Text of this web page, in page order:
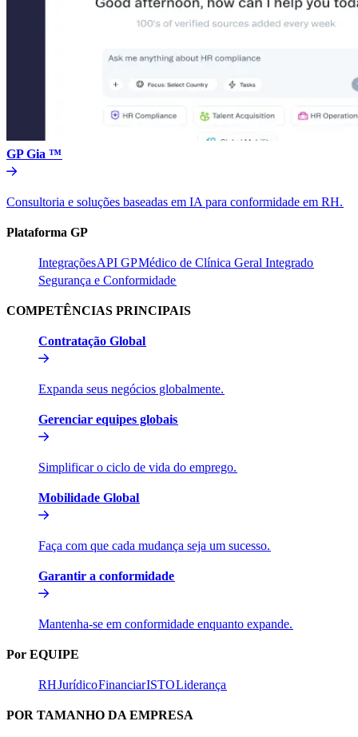
GP Gia ™​​
Consultoria e soluções baseadas em IA para conformidade em RH.​​
Plataforma GP​​
Integrações​​API GP​​Médico de Clínica Geral Integrado​​
Segurança e Conformidade​​
COMPETÊNCIAS PRINCIPAIS​​
Contratação Global​​
Expanda seus negócios globalmente.​​
Gerenciar equipes globais​​
Simplificar o ciclo de vida do emprego.​​
Mobilidade Global​​
Faça com que cada mudança seja um sucesso.​​
Garantir a conformidade​​
Mantenha-se em conformidade enquanto expande.​​
Por EQUIPE​​
RH​​Jurídico​​Financiar​​ISTO​​Liderança​​
POR TAMANHO DA EMPRESA​​